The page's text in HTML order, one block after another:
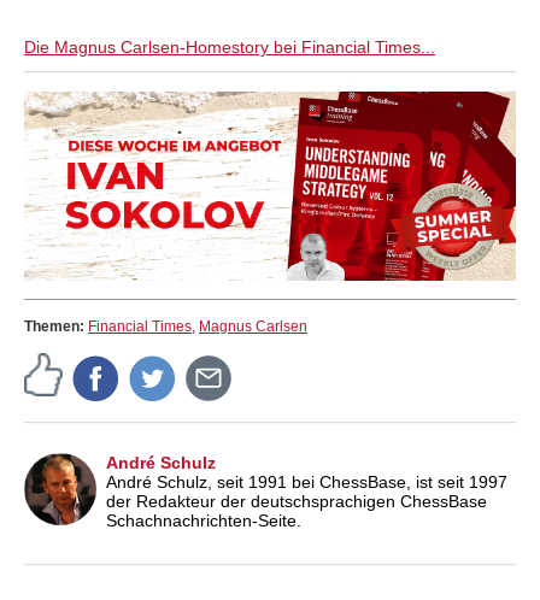
Die Magnus Carlsen-Homestory bei Financial Times...
Themen: Financial Times, Magnus Carlsen
André Schulz
André Schulz, seit 1991 bei ChessBase, ist seit 1997
der Redakteur der deutschsprachigen ChessBase
Schachnachrichten-Seite.